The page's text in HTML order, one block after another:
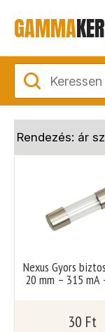
GAMMAKER
Nexus Gyors
20 mm – 315 mA
30 Ft